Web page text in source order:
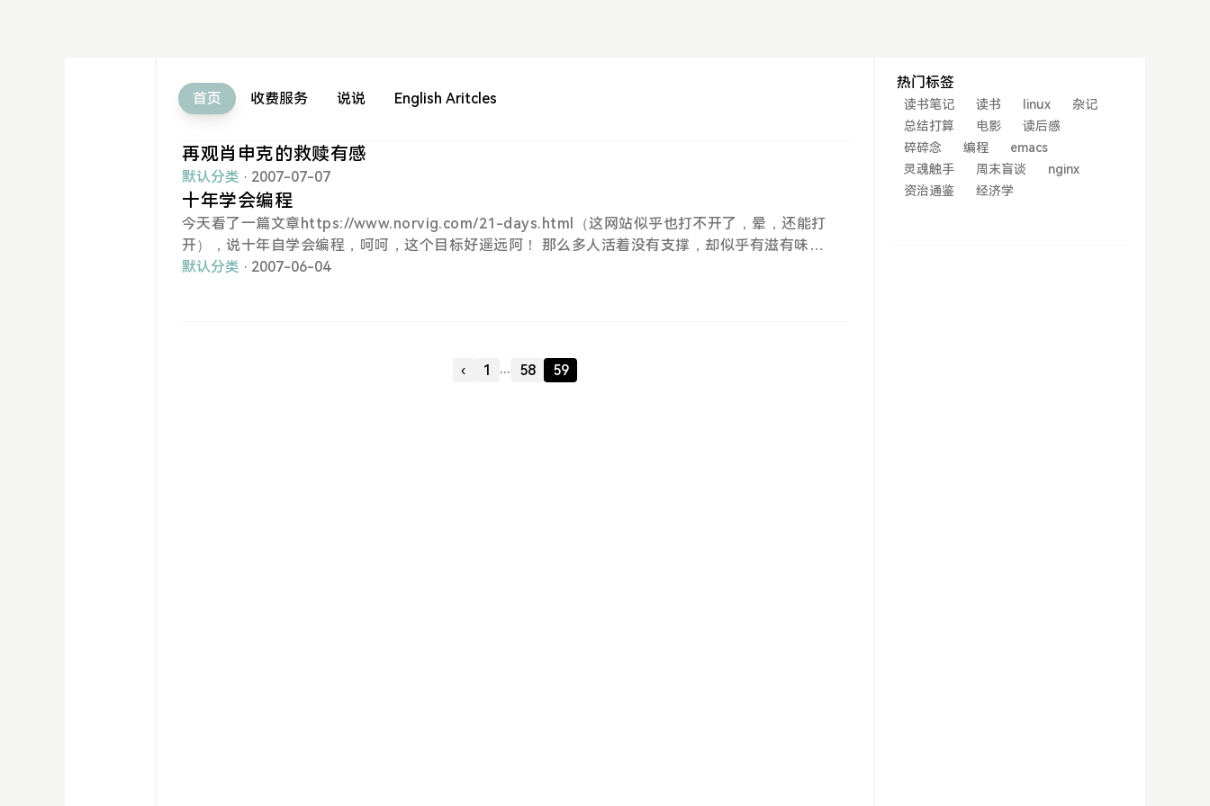
首页 收费服务 说说 English Aritcles
再观肖申克的救赎有感
默认分类 · 2007-07-07
十年学会编程
今天看了一篇文章https://www.norvig.com/21-days.html（这网站似乎也打不开了，晕，还能打
开），说十年自学会编程，呵呵，这个目标好遥远阿！ 那么多人活着没有支撑，却似乎有滋有味，
支点在什么地方呢？
默认分类 · 2007-06-04
‹ 1 ... 58 59
热门标签
读书笔记 读书 linux
杂记
总结打算
电影
读后感
碎碎念
编程
emacs
灵魂触手
周末盲谈
nginx
资治通鉴
经济学